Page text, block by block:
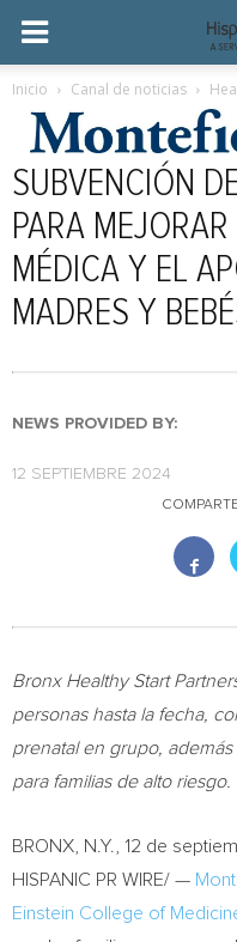
Inicio Canal de noticias
SUBVENCIÓN
PARA
MÉDICA Y EL
MADRES Y
NEWS PROVIDED BY:
12 SEPTIEMBRE 2024
Bronx Healthy Start
personas hasta la fecha,
prenatal en grupo,
para familias de alto riesgo.
BRONX, N.Y. 12 de
HISPANIC PR WIRE/ —
Einstein College of